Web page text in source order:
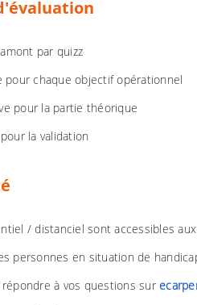
par quizz
pour chaque objectif opérationnel
pour la partie théorique
la validation
/ distanciel sont accessibles
personnes en situation de
à vos questions sur